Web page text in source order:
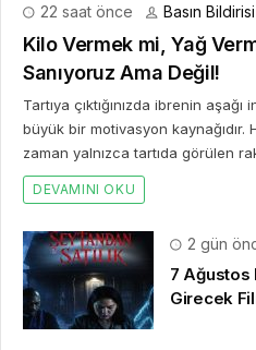
22 saat önce Basın Bildirisi
Kilo Vermek mi, Yağ
Sanıyoruz Ama Değil!
Tartıya çıktığınızda ibrenin
büyük bir motivasyon
zaman yalnızca tartıda görülen
DEVAMINI OKU
2 gün
7 Ağustos
Girecek